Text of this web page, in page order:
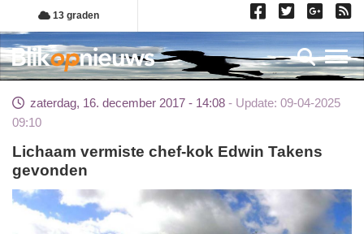
Overslaan
en
naar
de
gaan
13 graden
zaterdag, 16. december 2017 - 14:08
Update: 09-04-2025
09:10
Lichaam vermiste chef-kok Edwin Takens
gevonden